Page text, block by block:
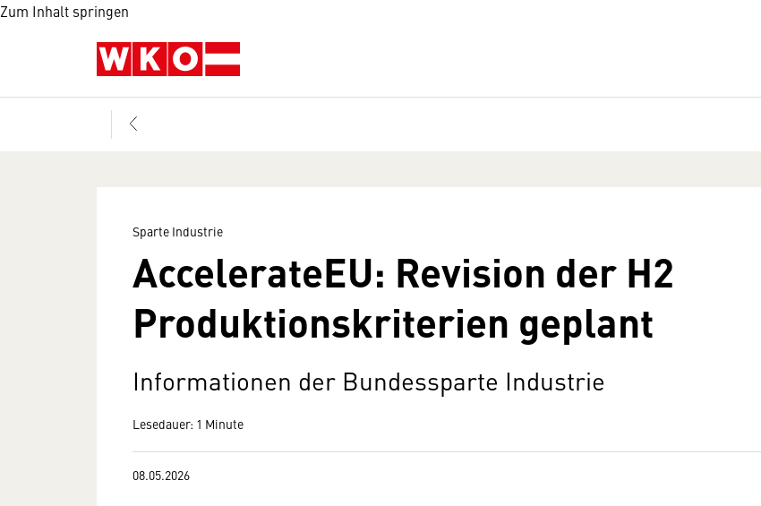
Zum Inhalt springen
Sparte Industrie
AccelerateEU: Revision der H2
Produktionskriterien geplant
Informationen der Bundessparte Industrie
Lesedauer: 1 Minute
08.05.2026